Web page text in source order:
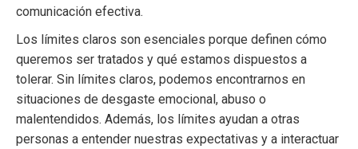
comunicación efectiva.
Los límites claros son esenciales porque definen cómo
queremos ser tratados y qué estamos dispuestos a
tolerar. Sin límites claros, podemos encontrarnos en
situaciones de desgaste emocional, abuso o
malentendidos. Además, los límites ayudan a otras
personas a entender nuestras expectativas y a interactuar